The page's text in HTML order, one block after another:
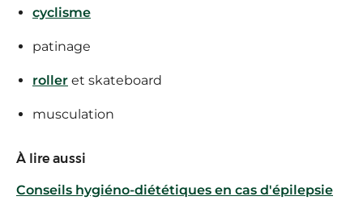
cyclisme
patinage
roller et skateboard
musculation
À lire aussi
Conseils hygiéno-diététiques en cas d'épilepsie